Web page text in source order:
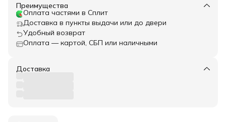
Преимущества
Оплата частями в Сплит
Доставка в пункты выдачи или до двери
Удобный возврат
Оплата — картой, СБП или наличными
Доставка